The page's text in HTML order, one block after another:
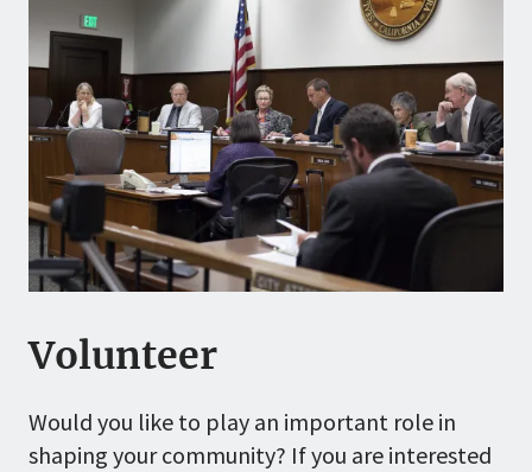
Volunteer
Would you like to play an important role in
shaping your community? If you are interested